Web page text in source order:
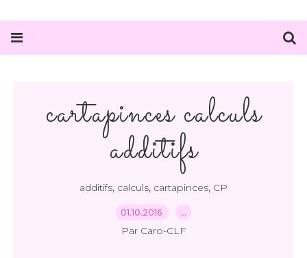
cartapinces calculs
additifs
additifs, calculs, cartapinces, CP
01.10.2016 …
Par Caro-CLF